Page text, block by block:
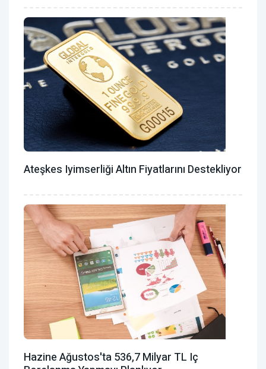
Ateşkes Iyimserliği Altın Fiyatlarını Destekliyor
Hazine Ağustos'ta 536,7 Milyar TL Iç